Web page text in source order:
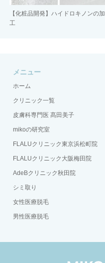
【化粧品開発】ハイドロキノンの加
工
メニュー
ホーム
クリニック一覧
皮膚科専門医 髙田美子
mikoの研究室
FLALUクリニック東京浜松町院
FLALUクリニック大阪梅田院
AdeBクリニック秋田院
シミ取り
女性医療脱毛
男性医療脱毛